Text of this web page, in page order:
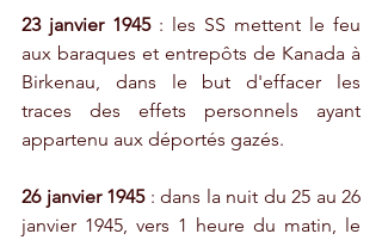
23 janvier 1945 : les SS mettent le feu
aux baraques et entrepôts de Kanada à
Birkenau, dans le but d'effacer les
traces des effets personnels ayant
appartenu aux déportés gazés.
26 janvier 1945 : dans la nuit du 25 au 26
janvier 1945, vers 1 heure du matin, le